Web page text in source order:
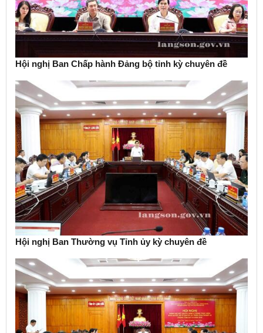
Hội nghị Ban Chấp hành Đảng bộ tỉnh kỳ chuyên đề
Hội nghị Ban Thường vụ Tỉnh ủy kỳ chuyên đề